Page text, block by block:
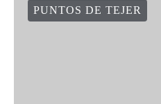
PUNTOS DE TEJER